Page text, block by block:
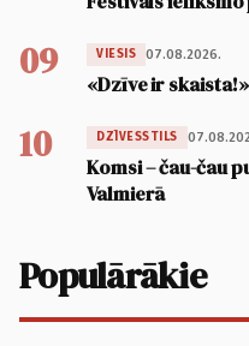
09 VIESIS 07.08.2026.
«Dzīve ir skaista!»
10 DZĪVESSTILS
Komsi – čau-čau
Valmierā
Populārākie